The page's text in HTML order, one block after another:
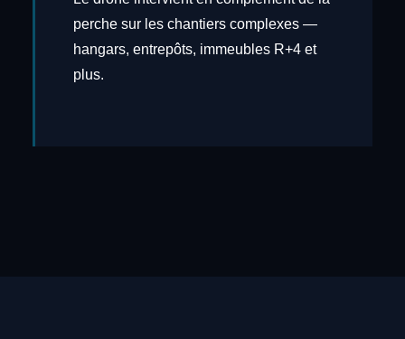
perche sur les chantiers complexes —
hangars, entrepôts, immeubles R+4 et
plus.